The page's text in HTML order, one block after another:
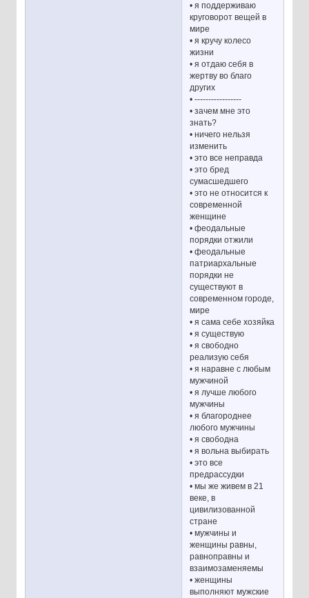
• я поддерживаю
круговорот вещей в
мире
• я кручу колесо
жизни
• я отдаю себя в
жертву во благо
других
• -----------------
• зачем мне это
знать?
• ничего нельзя
изменить
• это все неправда
• это бред
сумасшедшего
• это не относится к
современной
женщине
• феодальные
порядки отжили
• феодальные
патриархальные
порядки не
существуют в
современном городе,
мире
• я сама себе хозяйка
• я существую
• я свободно
реализую себя
• я наравне с любым
мужчиной
• я лучше любого
мужчины
• я благороднее
любого мужчины
• я свободна
• я вольна выбирать
• это все
предрассудки
• мы же живем в 21
веке, в
цивилизованной
стране
• мужчины и
женщины равны,
равноправны и
взаимозаменяемы
• женщины
выполняют мужские